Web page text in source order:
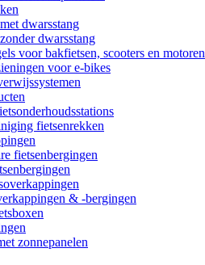
dwarsstang
dwarsstang
voor bakfietsen, scooters en motoren
voor e-bikes
fietsenrekken
fietsenbergingen
& -bergingen
zonnepanelen